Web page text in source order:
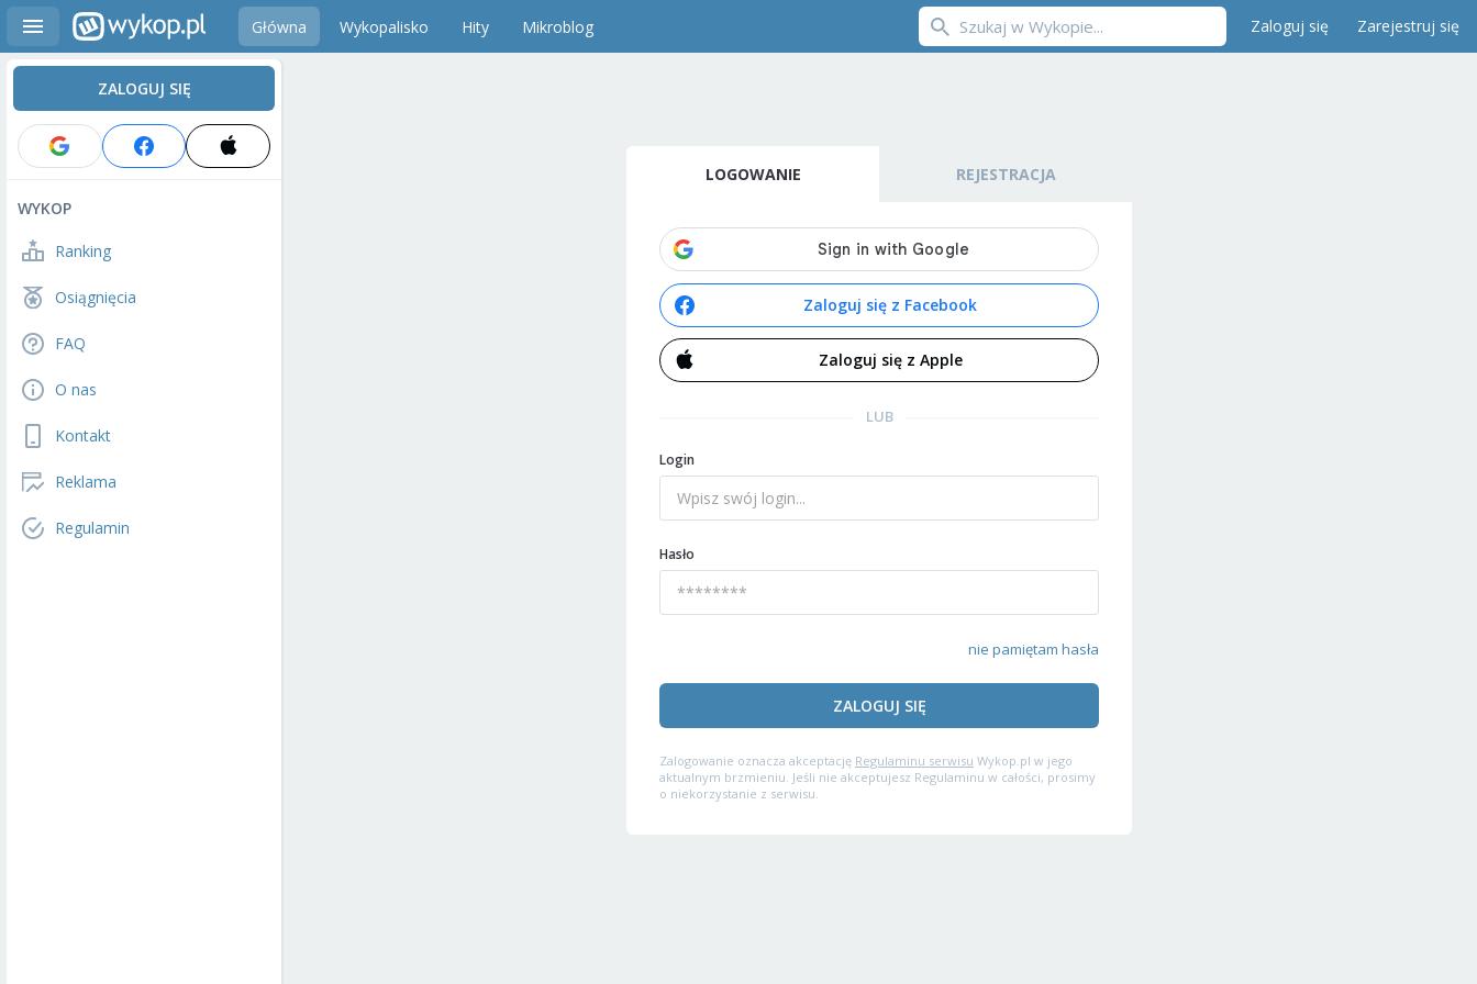
Główna Wykopalisko Hity Mikroblog Zaloguj się Zarejestruj się
ZALOGUJ SIĘ
WYKOP
Ranking
Osiągnięcia
FAQ
O nas
Kontakt
Reklama
Regulamin
LOGOWANIE REJESTRACJA
Zaloguj się z Facebook
Zaloguj się z Apple
LUB
Login
Hasło
nie pamiętam hasła
ZALOGUJ SIĘ
Zalogowanie oznacza akceptację Regulaminu serwisu Wykop.pl w jego
aktualnym brzmieniu. Jeśli nie akceptujesz Regulaminu w całości, prosimy
o niekorzystanie z serwisu.